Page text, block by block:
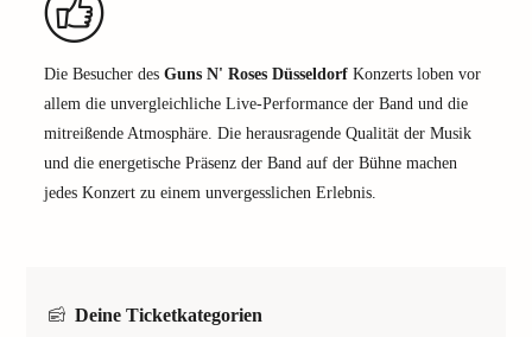
Die Besucher des Guns N' Roses Düsseldorf Konzerts loben vor
allem die unvergleichliche Live-Performance der Band und die
mitreißende Atmosphäre. Die herausragende Qualität der Musik
und die energetische Präsenz der Band auf der Bühne machen
jedes Konzert zu einem unvergesslichen Erlebnis.
Deine Ticketkategorien